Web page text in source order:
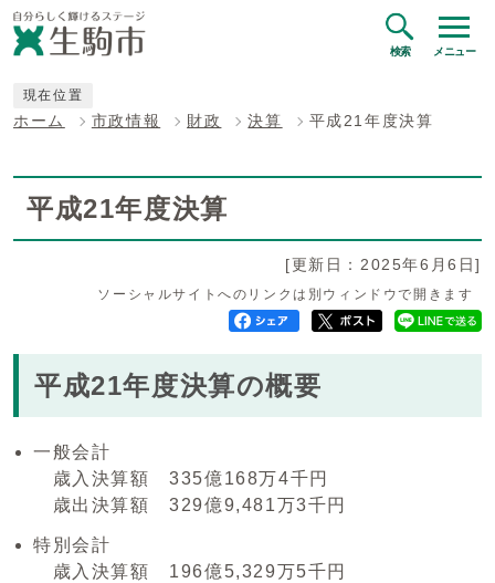
検索 メニュー
現在位置
ホーム 市政情報 財政 決算 平成21年度決算
平成21年度決算
[更新日：2025年6月6日]
ソーシャルサイトへのリンクは別ウィンドウで開きます
平成21年度決算の概要
一般会計
歳入決算額 335億168万4千円
歳出決算額 329億9,481万3千円
特別会計
歳入決算額 196億5,329万5千円